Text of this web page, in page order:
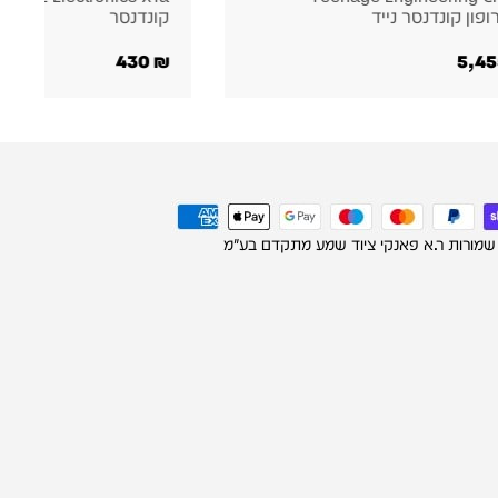
430
קונדנסר
₪
489
שמורות ר.א פאנקי ציוד שמע מתקדם בע"מ